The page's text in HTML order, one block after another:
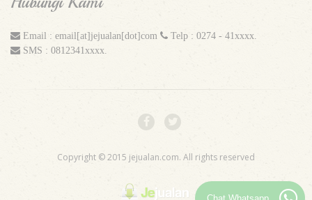
Email : email[at]jejualan[dot]com
Telp : 0274 - 41xxxx.
SMS : 0812341xxxx.
Copyright © 2015 jejualan.com. All rights reserved